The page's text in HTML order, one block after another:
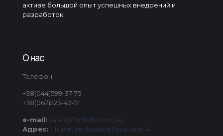
активе большой опыт успешных внедрений и
разработок.
О нас
Телефон:
+38(044)599-37-75
+38(067)223-43-71
e-mail: sales@fortb2b.com.ua
Адрес: г.Киев, ул. Вадима Гетьмана, 4